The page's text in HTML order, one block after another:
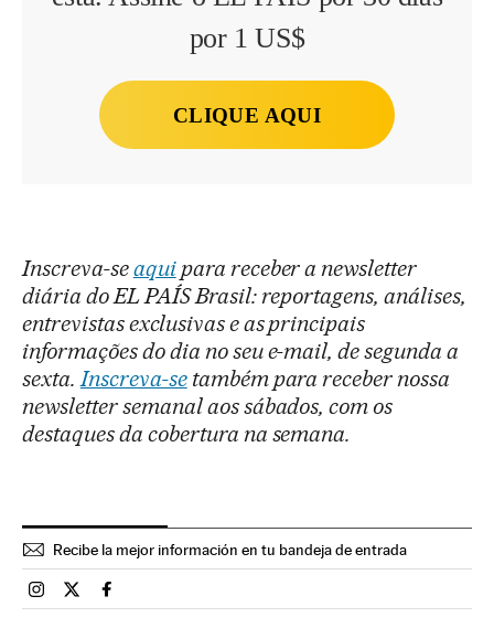
por 1 US$
CLIQUE AQUI
Inscreva-seaquipara receber a newsletter
diária do EL PAÍS Brasil: reportagens, análises,
entrevistas exclusivas e as principais
informações do dia no seu e-mail, de segunda a
sexta.Inscreva-setambém para receber nossa
newsletter semanal aos sábados, com os
destaques da cobertura na semana.
Recibe la mejor información en tu bandeja de entrada
Esportes El País Brasil en Instagram
Esportes El País Brasil en Twitter
Esportes El País Brasil en Facebook